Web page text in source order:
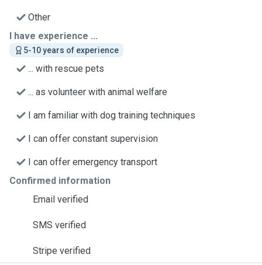
Other
I have experience ...
5-10 years of experience
... with rescue pets
... as volunteer with animal welfare
I am familiar with dog training techniques
I can offer constant supervision
I can offer emergency transport
Confirmed information
Email verified
SMS verified
Stripe verified